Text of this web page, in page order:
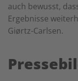
auch bewusst,
Ergebnisse
Giørtz-Carlsen.